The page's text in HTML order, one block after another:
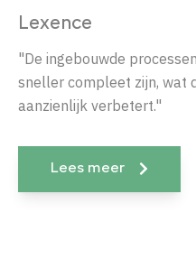
Lexence
"De ingebouwde
sneller compleet zijn, wat
aanzienlijk verbetert."
Lees meer